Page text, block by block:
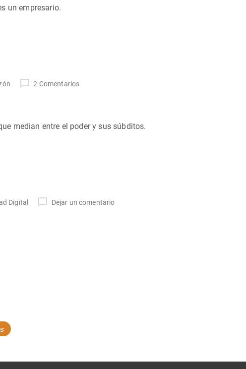
un empresario.
2 Comentarios
median entre el poder y sus súbditos.
Digital Dejar un comentario